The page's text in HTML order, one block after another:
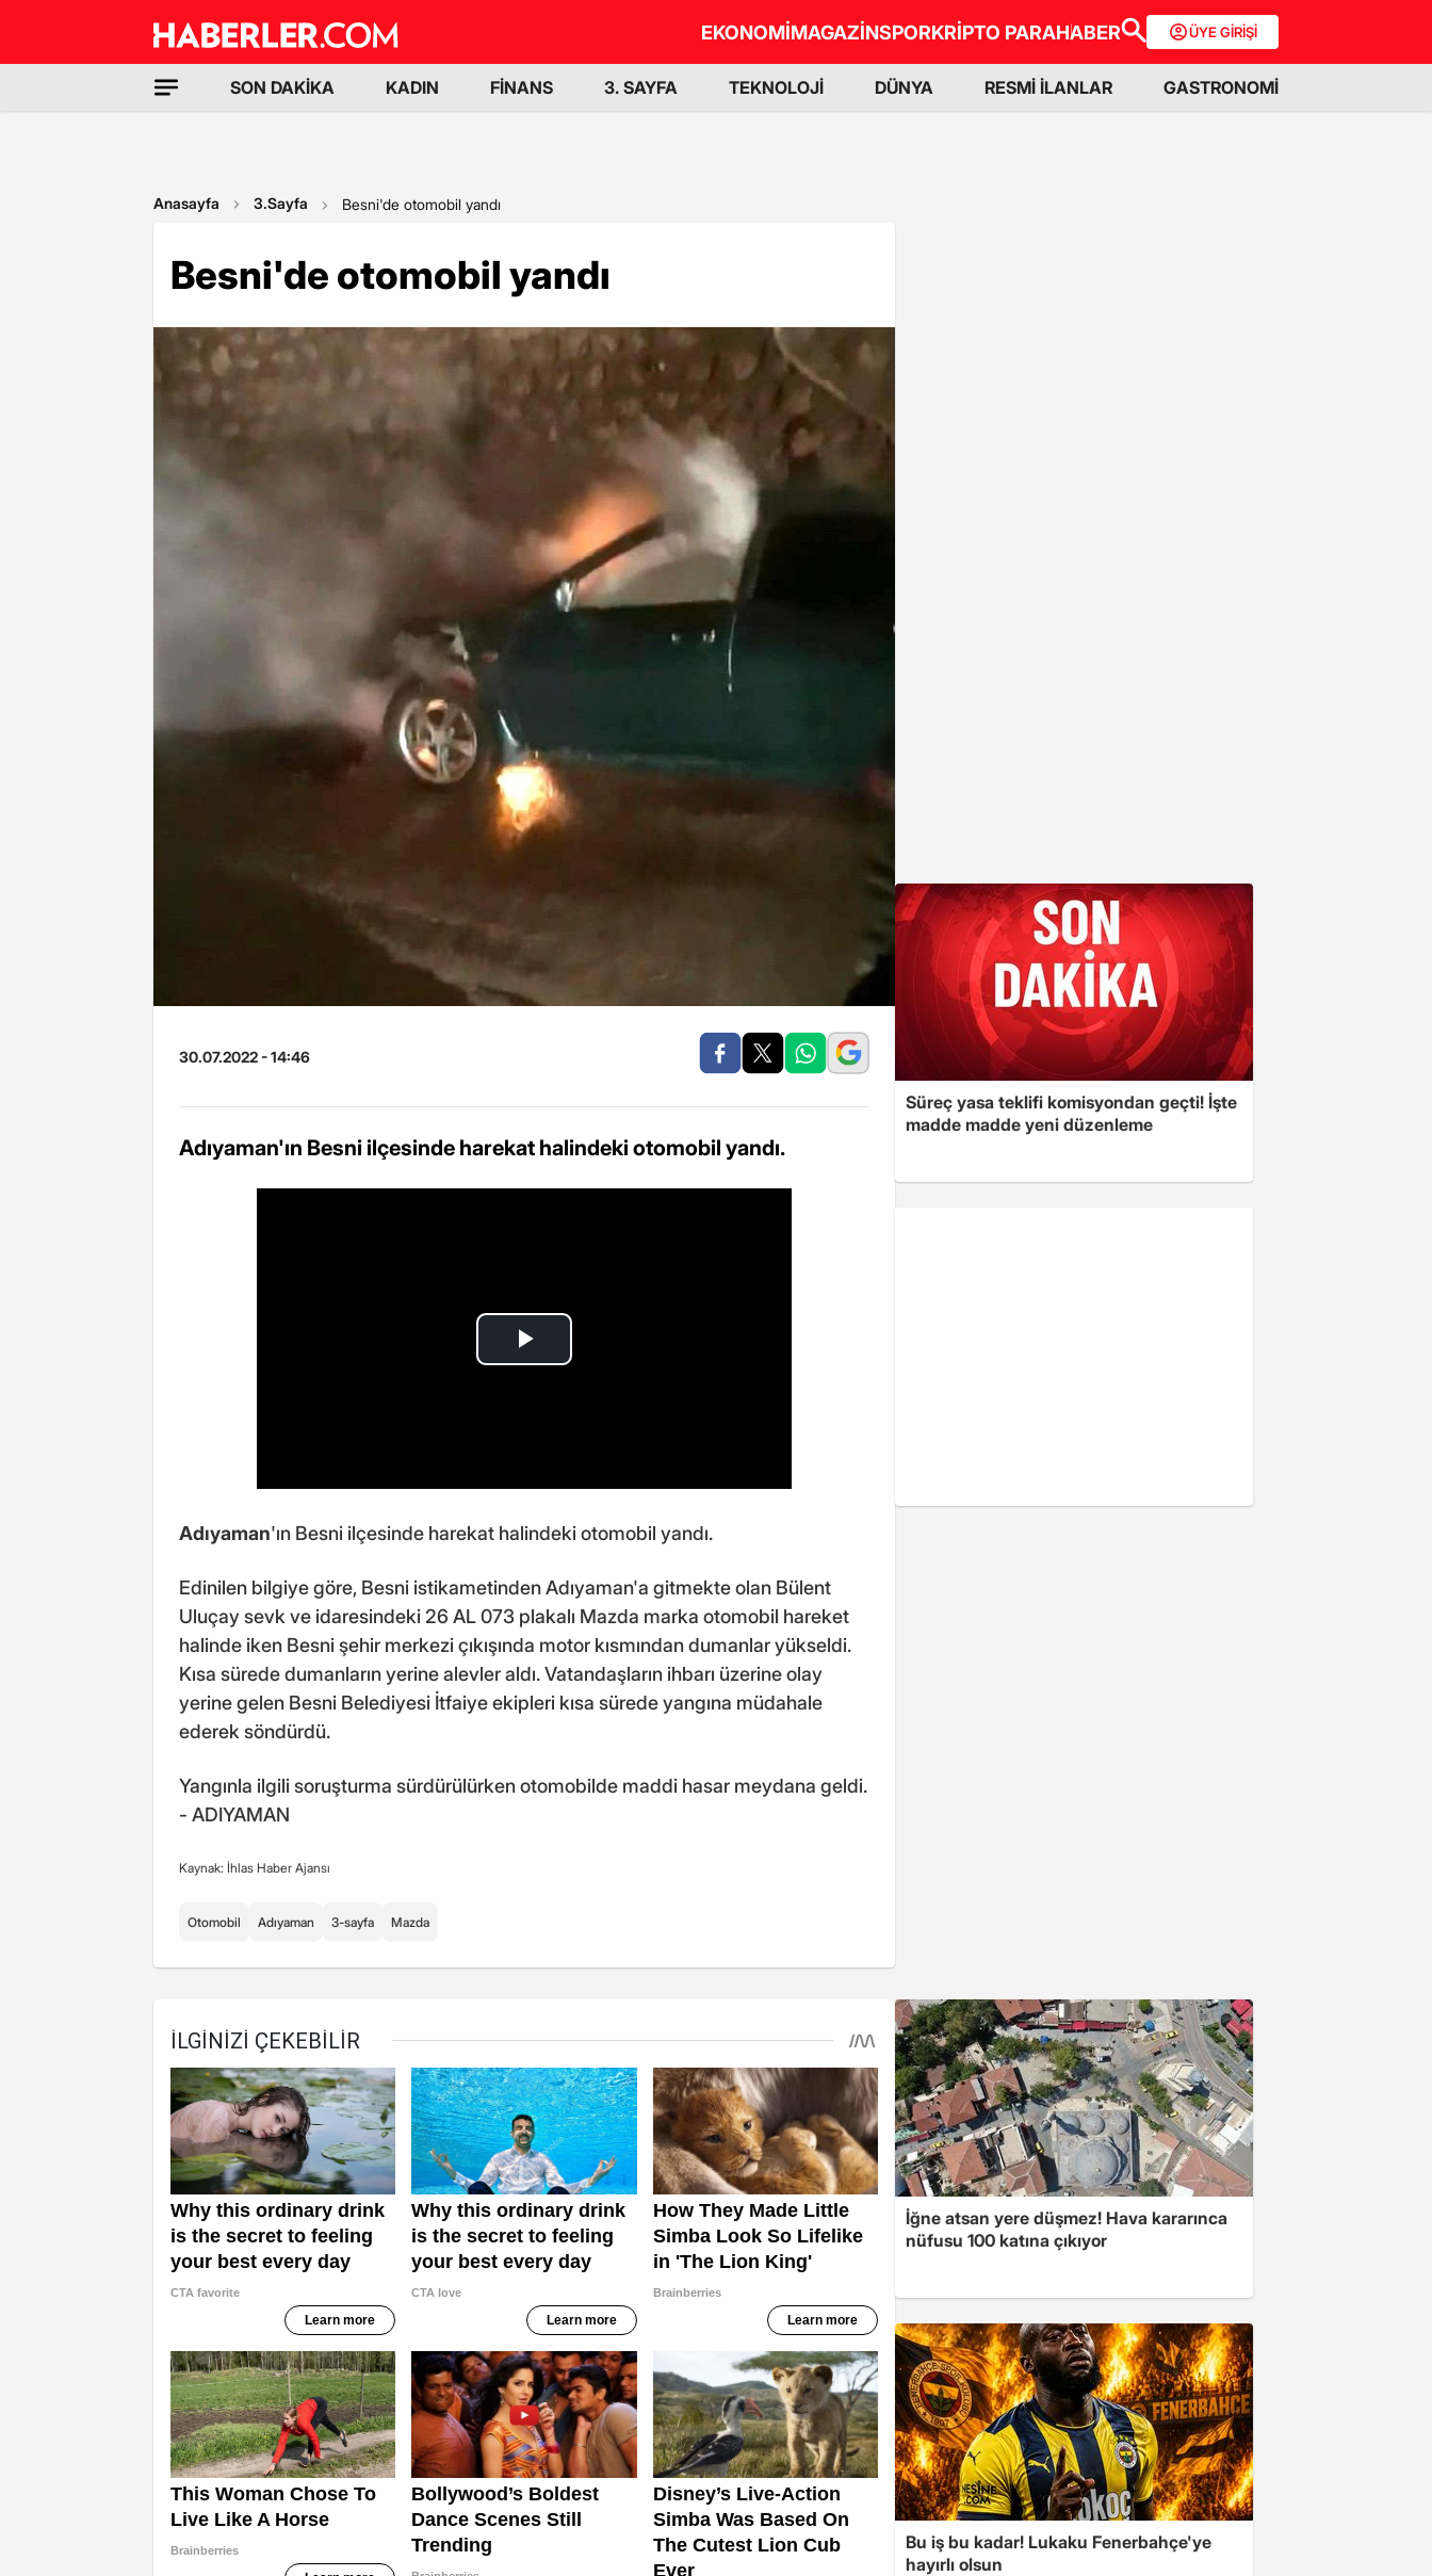
EKONOMİMAGAZİNSPORKRİPTO PARAHABER ÜYE GİRİŞİ
SON DAKİKA KADIN FİNANS 3. SAYFA TEKNOLOJİ DÜNYA RESMİ İLANLAR GASTRONOMİ
Anasayfa 3.Sayfa Besni'de otomobil yandı
Besni'de otomobil yandı
30.07.2022 - 14:46
Adıyaman'ın Besni ilçesinde harekat halindeki otomobil yandı.
Adıyaman'ın Besni ilçesinde harekat halindeki otomobil yandı.
Edinilen bilgiye göre, Besni istikametinden Adıyaman'a gitmekte olan Bülent
Uluçay sevk ve idaresindeki 26 AL 073 plakalı Mazda marka otomobil hareket
halinde iken Besni şehir merkezi çıkışında motor kısmından dumanlar yükseldi.
Kısa sürede dumanların yerine alevler aldı. Vatandaşların ihbarı üzerine olay
yerine gelen Besni Belediyesi İtfaiye ekipleri kısa sürede yangına müdahale
ederek söndürdü.
Yangınla ilgili soruşturma sürdürülürken otomobilde maddi hasar meydana geldi.
- ADIYAMAN
Kaynak: İhlas Haber Ajansı
Otomobil Adıyaman 3-sayfa Mazda
Süreç yasa teklifi komisyondan geçti! İşte
madde madde yeni düzenleme
İğne atsan yere düşmez! Hava kararınca
nüfusu 100 katına çıkıyor
Bu iş bu kadar! Lukaku Fenerbahçe'ye
hayırlı olsun